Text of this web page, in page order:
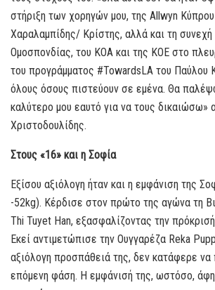
στήριξη των χορηγών μου, της Allwyn Κύπρου
Χαραλαμπίδης/ Κρίστης, αλλά και τη
Ομοσπονδίας, του ΚΟΑ και της ΚΟΕ στο
του προγράμματος #TowardsLA του Παύλου
όλους όσους πιστεύουν σε εμένα. Θα
καλύτερο μου εαυτό για να τους
Χριστοδουλίδης.
Στους «16» και η Σοφία
Εξίσου αξιόλογη ήταν και η εμφάνιση της
-52kg). Κέρδισε στον πρώτο της αγώνα τη
Thi Tuyet Han, εξασφαλίζοντας την
Εκεί αντιμετώπισε την Ουγγαρέζα Reka
αξιόλογη προσπάθειά της, δεν κατάφερε να
επόμενη φάση. Η εμφάνισή της, ωστόσο,